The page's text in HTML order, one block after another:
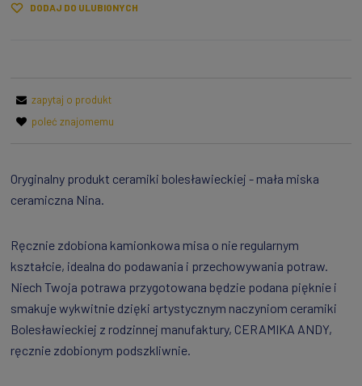
DODAJ DO ULUBIONYCH
zapytaj o produkt
poleć znajomemu
Oryginalny produkt ceramiki bolesławieckiej - mała miska
ceramiczna Nina.
Ręcznie zdobiona kamionkowa misa o nie regularnym
kształcie, idealna do podawania i przechowywania potraw.
Niech Twoja potrawa przygotowana będzie podana pięknie i
smakuje wykwitnie dzięki artystycznym naczyniom ceramiki
Bolesławieckiej z rodzinnej manufaktury, CERAMIKA ANDY,
ręcznie zdobionym podszkliwnie.